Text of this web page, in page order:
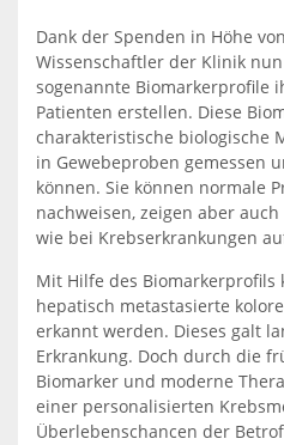
Dank der Spenden in Höhe
Wissenschaftler der Klinik
sogenannte Biomarkerprofile
Patienten erstellen. Diese
charakteristische biologische
in Gewebeproben gemessen
können. Sie können normale
nachweisen, zeigen aber
wie bei Krebserkrankungen
Mit Hilfe des Biomarkerprofils
hepatisch metastasierte
erkannt werden. Dieses galt
Erkrankung. Doch durch die
Biomarker und moderne
einer personalisierten
Überlebenschancen der